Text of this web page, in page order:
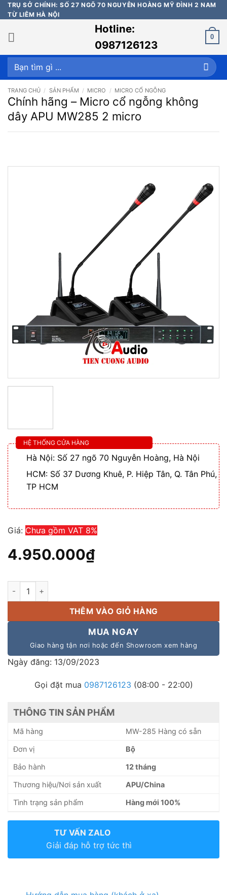
Bỏ
qua
nội
dung
TRỤ SỞ CHÍNH: SỐ 27 NGÕ 70 NGUYỄN HOÀNG MỸ ĐÌNH 2 NAM
TỪ LIÊM HÀ NỘI
Hotline:
0987126123
0
Tìm
kiếm:
TRANG CHỦ / SẢN PHẨM / MICRO / MICRO CỔ NGỖNG
Chính hãng – Micro cổ ngỗng không
dây APU MW285 2 micro
HỆ THỐNG CỬA HÀNG
Hà Nội: Số 27 ngõ 70 Nguyễn Hoàng, Hà Nội
HCM: Số 37 Dương Khuê, P. Hiệp Tân, Q. Tân Phú,
TP HCM
Giá: Chưa gồm VAT 8%
4.950.000₫
Chính hãng - Micro cổ ngỗng không dây APU MW285 2 micro
THÊM VÀO GIỎ HÀNG
MUA NGAY
Giao hàng tận nơi hoặc đến Showroom xem hàng
Ngày đăng: 13/09/2023
Gọi đặt mua 0987126123 (08:00 - 22:00)
THÔNG TIN SẢN PHẨM
Mã hàng MW-285 Hàng có sẵn
Đơn vị Bộ
Bảo hành 12 tháng
Thương hiệu/Nơi sản xuất APU/China
Tình trạng sản phẩm Hàng mới 100%
TƯ VẤN ZALO
Giải đáp hỗ trợ tức thì